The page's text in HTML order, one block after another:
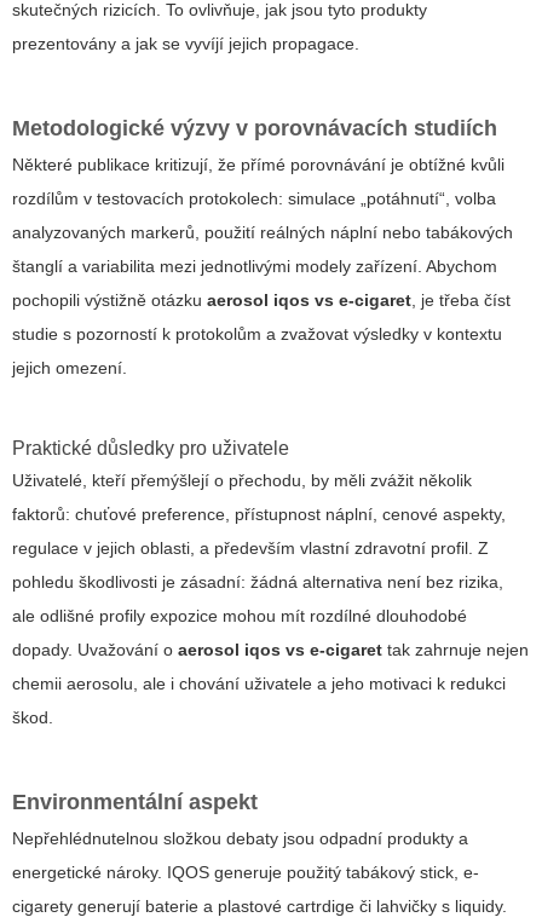
skutečných rizicích. To ovlivňuje, jak jsou tyto produkty
prezentovány a jak se vyvíjí jejich propagace.
Metodologické výzvy v porovnávacích studiích
Některé publikace kritizují, že přímé porovnávání je obtížné kvůli
rozdílům v testovacích protokolech: simulace „potáhnutí“, volba
analyzovaných markerů, použití reálných náplní nebo tabákových
štanglí a variabilita mezi jednotlivými modely zařízení. Abychom
pochopili výstižně otázku aerosol iqos vs e-cigaret , je třeba číst
studie s pozorností k protokolům a zvažovat výsledky v kontextu
jejich omezení.
Praktické důsledky pro uživatele
Uživatelé, kteří přemýšlejí o přechodu, by měli zvážit několik
faktorů: chuťové preference, přístupnost náplní, cenové aspekty,
regulace v jejich oblasti, a především vlastní zdravotní profil. Z
pohledu škodlivosti je zásadní: žádná alternativa není bez rizika,
ale odlišné profily expozice mohou mít rozdílné dlouhodobé
dopady. Uvažování o aerosol iqos vs e-cigaret tak zahrnuje nejen
chemii aerosolu, ale i chování uživatele a jeho motivaci k redukci
škod.
Environmentální aspekt
Nepřehlédnutelnou složkou debaty jsou odpadní produkty a
energetické nároky. IQOS generuje použitý tabákový stick, e-
cigarety generují baterie a plastové cartrdige či lahvičky s liquidy.